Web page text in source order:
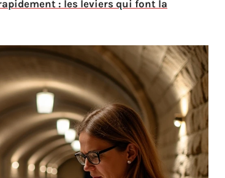
: les leviers qui font la